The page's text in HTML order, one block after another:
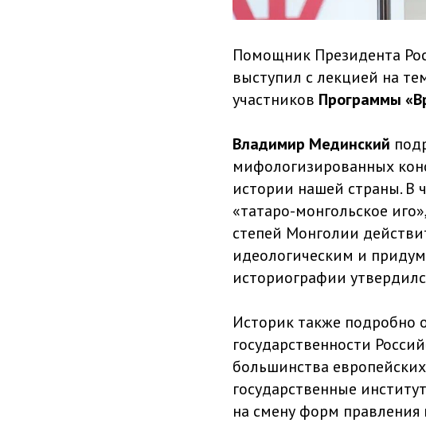
Помощник Президента
выступил с лекцией на
участников Программы
Владимир Мединский
мифологизированных
истории нашей страны. В
«татаро-монгольское
степей Монголии
идеологическим и
историографии
Историк также подробно
государственности
большинства
государственные
на смену форм правления